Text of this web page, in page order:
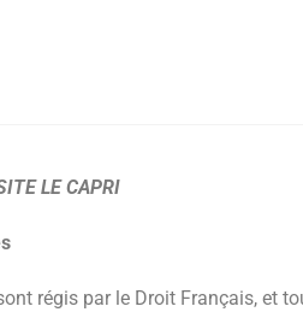
LE CAPRI
régis par le Droit Français, et